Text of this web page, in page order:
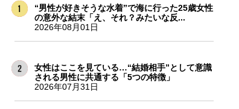
“男性が好きそうな水着”で海に行った25歳女性
の意外な結末「え、それ？みたいな反...
2026年08月01日
女性はここを見ている…“結婚相手”として意識
される男性に共通する「5つの特徴」
2026年07月31日